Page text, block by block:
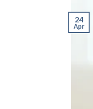
24
Apr